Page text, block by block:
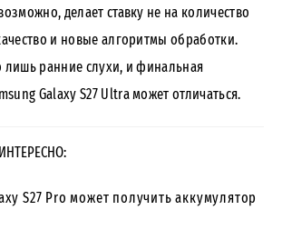
делает ставку не на количество
и новые алгоритмы обработки.
лишь ранние слухи, и финальная
Galaxy S27 Ultra может отличаться.
S27 Pro может получить аккумулятор